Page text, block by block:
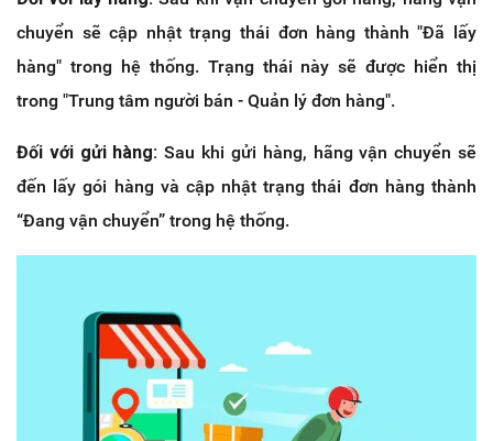
chuyển sẽ cập nhật trạng thái đơn hàng thành "Đã lấy
hàng" trong hệ thống. Trạng thái này sẽ được hiển thị
trong "Trung tâm người bán - Quản lý đơn hàng".
Đối với gửi hàng: Sau khi gửi hàng, hãng vận chuyển sẽ
đến lấy gói hàng và cập nhật trạng thái đơn hàng thành
“Đang vận chuyển” trong hệ thống.